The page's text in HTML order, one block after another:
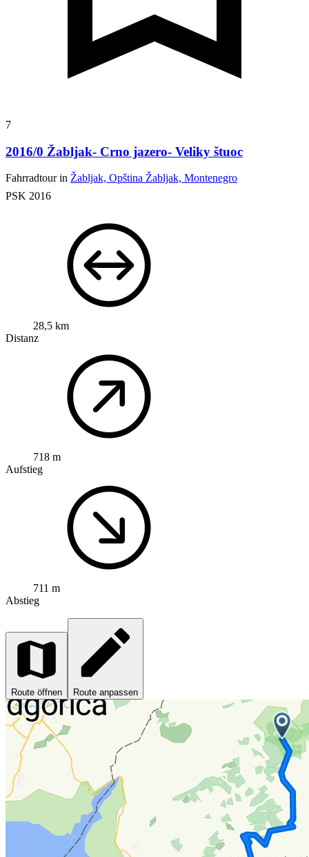
7
2016/0 Žabljak- Crno jazero- Veliky štuoc
Fahrradtour in Žabljak, Opština Žabljak, Montenegro
PSK 2016
28,5 km
Distanz
718 m
Aufstieg
711 m
Abstieg
Route öffnen Route anpassen